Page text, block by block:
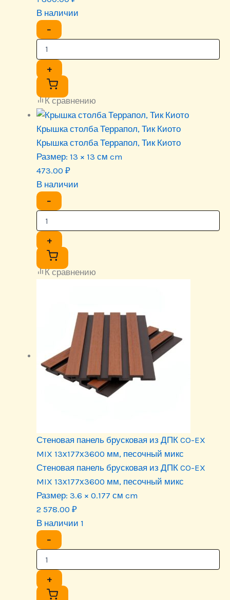
В наличии
−
+
К сравнению
Крышка столба Террапол, Тик Киото
Крышка столба Террапол, Тик Киото
Размер: 13 × 13 см cm
473.00 ₽
В наличии
−
+
К сравнению
Стеновая панель брусковая из ДПК CO-EX
MIX 13х177х3600 мм, песочный микс
Стеновая панель брусковая из ДПК CO-EX
MIX 13х177х3600 мм, песочный микс
Размер: 3.6 × 0.177 см cm
2 578.00 ₽
В наличии 1
−
+